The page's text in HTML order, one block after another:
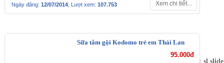
cap name2: on/off slide; data int: sl slide
Ngày đăng: 12/07/2014; Lượt xem: 107.753 Xem chi tiết...
Sữa tắm gội Kodomo trẻ em Thái Lan
95.000đ